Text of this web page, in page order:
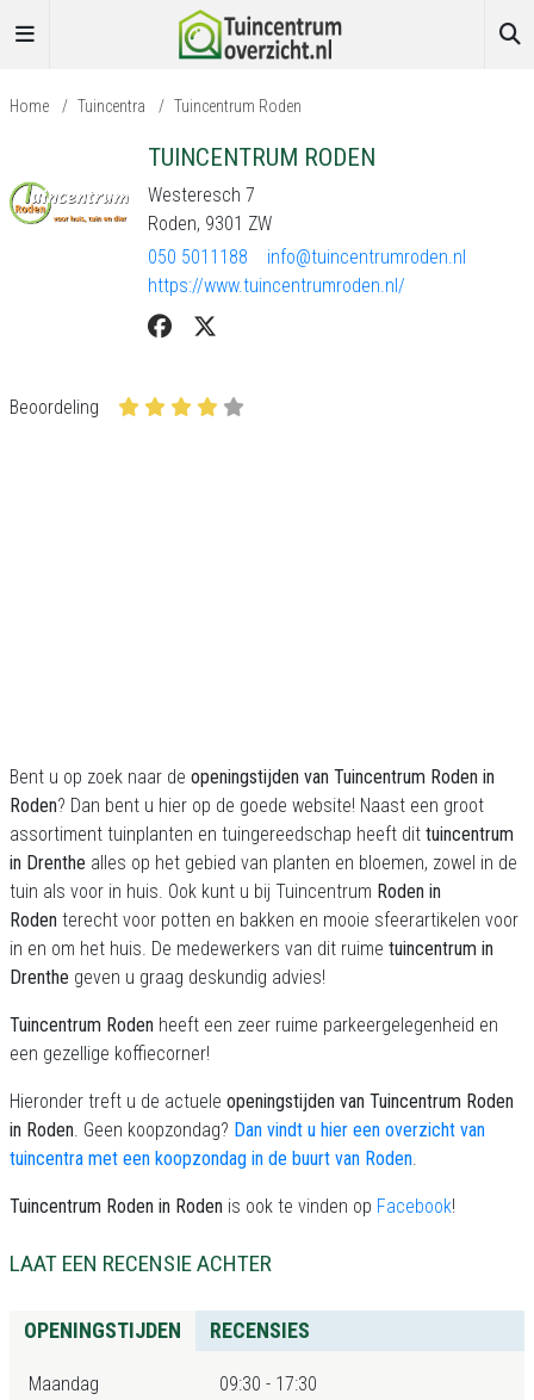
Home / Tuincentra / Tuincentrum Roden
TUINCENTRUM RODEN
Westeresch 7
Roden, 9301 ZW
050 5011188
info@tuincentrumroden.nl
https://www.tuincentrumroden.nl/
Beoordeling
Bent u op zoek naar de openingstijden van Tuincentrum Roden in
Roden? Dan bent u hier op de goede website! Naast een groot
assortiment tuinplanten en tuingereedschap heeft dit tuincentrum
in Drenthe alles op het gebied van planten en bloemen, zowel in de
tuin als voor in huis. Ook kunt u bij Tuincentrum Roden in
Roden terecht voor potten en bakken en mooie sfeerartikelen voor
in en om het huis. De medewerkers van dit ruime tuincentrum in
Drenthe geven u graag deskundig advies!
Tuincentrum Roden heeft een zeer ruime parkeergelegenheid en
een gezellige koffiecorner!
Hieronder treft u de actuele openingstijden van Tuincentrum Roden
in Roden. Geen koopzondag? Dan vindt u hier een overzicht van
tuincentra met een koopzondag in de buurt van Roden.
Tuincentrum Roden in Roden is ook te vinden op Facebook!
LAAT EEN RECENSIE ACHTER
OPENINGSTIJDEN RECENSIES
Maandag
09:30 - 17:30